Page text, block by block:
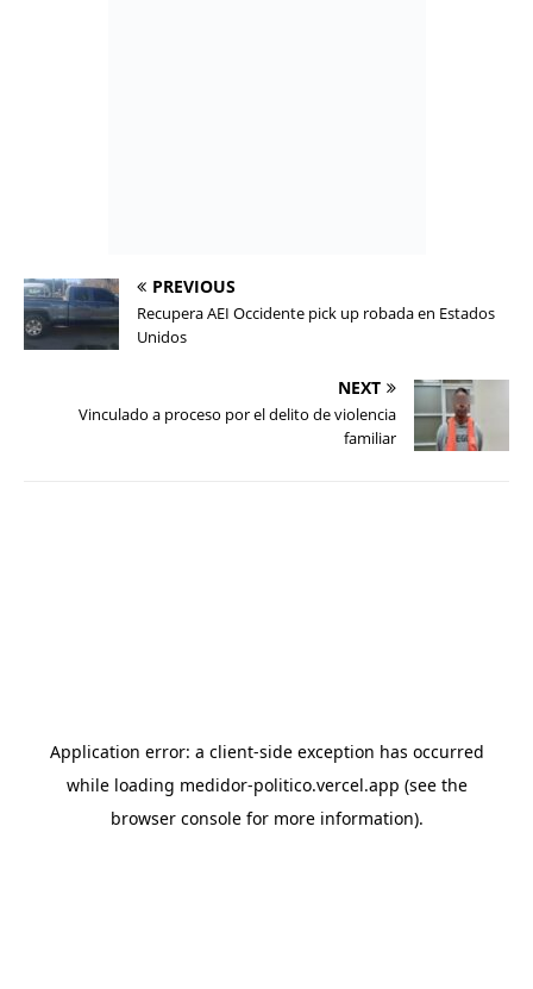
PREVIOUS
Recupera AEI Occidente pick up robada en Estados
Unidos
NEXT
Vinculado a proceso por el delito de violencia
familiar